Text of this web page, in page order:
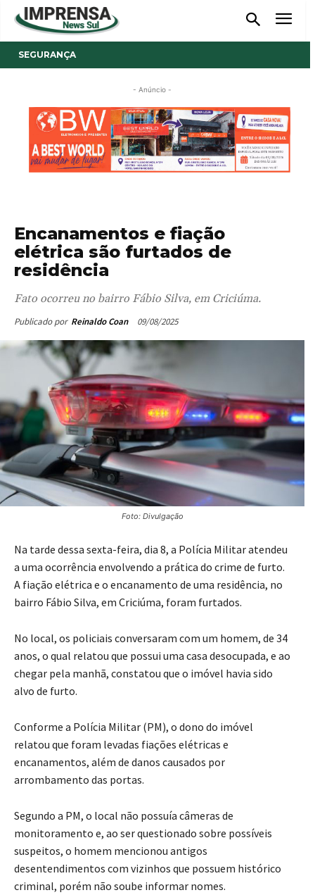
SEGURANÇA
- Anúncio -
Encanamentos e fiação
elétrica são furtados de
residência
Fato ocorreu no bairro Fábio Silva, em Criciúma.
Publicado por Reinaldo Coan 09/08/2025
Foto: Divulgação
Na tarde dessa sexta-feira, dia 8, a Polícia Militar atendeu
a uma ocorrência envolvendo a prática do crime de furto.
A fiação elétrica e o encanamento de uma residência, no
bairro Fábio Silva, em Criciúma, foram furtados.
No local, os policiais conversaram com um homem, de 34
anos, o qual relatou que possui uma casa desocupada, e ao
chegar pela manhã, constatou que o imóvel havia sido
alvo de furto.
Conforme a Polícia Militar (PM), o dono do imóvel
relatou que foram levadas fiações elétricas e
encanamentos, além de danos causados por
arrombamento das portas.
Segundo a PM, o local não possuía câmeras de
monitoramento e, ao ser questionado sobre possíveis
suspeitos, o homem mencionou antigos
desentendimentos com vizinhos que possuem histórico
criminal, porém não soube informar nomes.